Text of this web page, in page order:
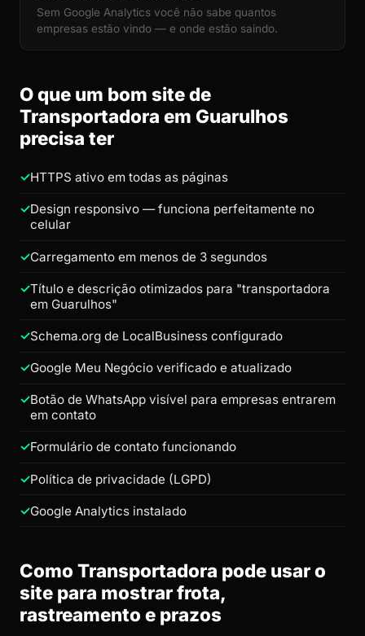
Sem Google Analytics você não sabe quantos
empresas estão vindo — e onde estão saindo.
O que um bom site de
Transportadora em Guarulhos
precisa ter
HTTPS ativo em todas as páginas
Design responsivo — funciona perfeitamente no
celular
Carregamento em menos de 3 segundos
Título e descrição otimizados para "transportadora
em Guarulhos"
Schema.org de LocalBusiness configurado
Google Meu Negócio verificado e atualizado
Botão de WhatsApp visível para empresas entrarem
em contato
Formulário de contato funcionando
Política de privacidade (LGPD)
Google Analytics instalado
Como Transportadora pode usar o
site para mostrar frota,
rastreamento e prazos